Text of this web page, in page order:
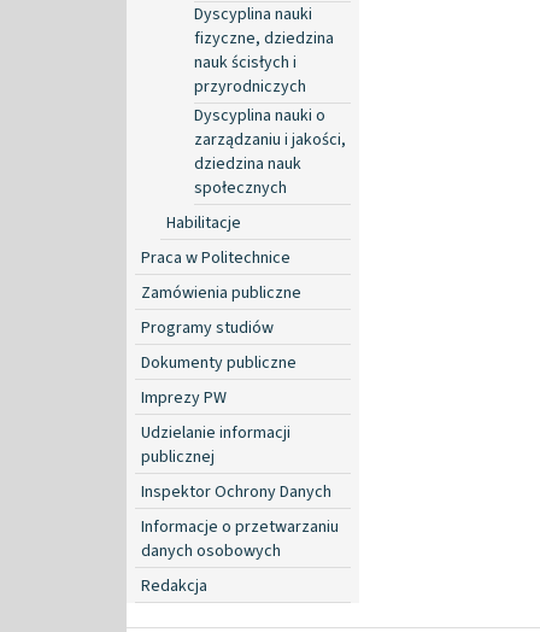
Dyscyplina nauki
fizyczne, dziedzina
nauk ścisłych i
przyrodniczych
Dyscyplina nauki o
zarządzaniu i jakości,
dziedzina nauk
społecznych
Habilitacje
Praca w Politechnice
Zamówienia publiczne
Programy studiów
Dokumenty publiczne
Imprezy PW
Udzielanie informacji
publicznej
Inspektor Ochrony Danych
Informacje o przetwarzaniu
danych osobowych
Redakcja